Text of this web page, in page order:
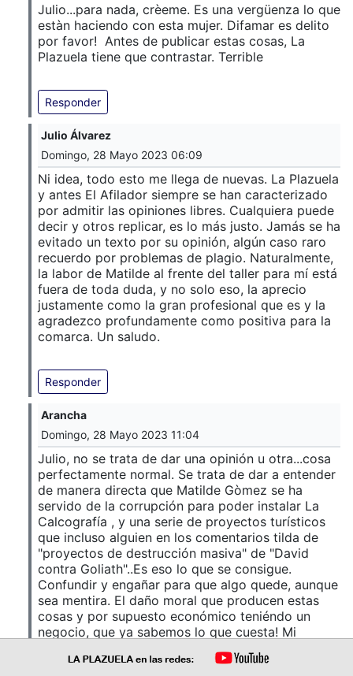
Julio...para nada, crèeme. Es una vergüenza lo que
estàn haciendo con esta mujer. Difamar es delito
por favor! Antes de publicar estas cosas, La
Plazuela tiene que contrastar. Terrible
Responder
Julio Álvarez
Domingo, 28 Mayo 2023 06:09
Ni idea, todo esto me llega de nuevas. La Plazuela
y antes El Afilador siempre se han caracterizado
por admitir las opiniones libres. Cualquiera puede
decir y otros replicar, es lo más justo. Jamás se ha
evitado un texto por su opinión, algún caso raro
recuerdo por problemas de plagio. Naturalmente,
la labor de Matilde al frente del taller para mí está
fuera de toda duda, y no solo eso, la aprecio
justamente como la gran profesional que es y la
agradezco profundamente como positiva para la
comarca. Un saludo.
Responder
Arancha
Domingo, 28 Mayo 2023 11:04
Julio, no se trata de dar una opinión u otra...cosa
perfectamente normal. Se trata de dar a entender
de manera directa que Matilde Gòmez se ha
servido de la corrupción para poder instalar La
Calcografía , y una serie de proyectos turísticos
que incluso alguien en los comentarios tilda de
"proyectos de destrucción masiva" de "David
contra Goliath"..Es eso lo que se consigue.
Confundir y engañar para que algo quede, aunque
sea mentira. El daño moral que producen estas
cosas y por supuesto económico teniéndo un
negocio, que ya sabemos lo que cuesta! Mi
vecinales son cosa en la que no puedo opinar.